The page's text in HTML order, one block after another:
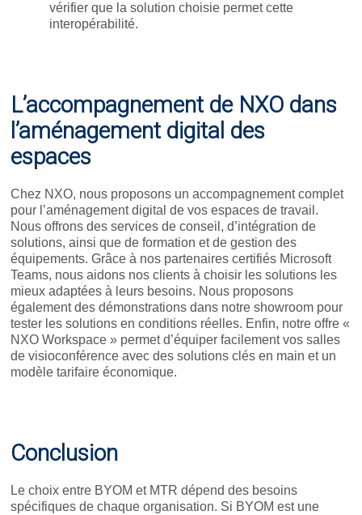
vérifier que la solution choisie permet cette
interopérabilité.
L’accompagnement de NXO dans
l’aménagement digital des
espaces
Chez NXO, nous proposons un accompagnement complet
pour l’aménagement digital de vos espaces de travail.
Nous offrons des services de conseil, d’intégration de
solutions, ainsi que de formation et de gestion des
équipements. Grâce à nos partenaires certifiés Microsoft
Teams, nous aidons nos clients à choisir les solutions les
mieux adaptées à leurs besoins. Nous proposons
également des démonstrations dans notre showroom pour
tester les solutions en conditions réelles. Enfin, notre offre «
NXO Workspace » permet d’équiper facilement vos salles
de visioconférence avec des solutions clés en main et un
modèle tarifaire économique.
Conclusion
Le choix entre BYOM et MTR dépend des besoins
spécifiques de chaque organisation. Si BYOM est une